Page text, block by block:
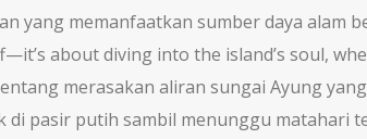
yang memanfaatkan sumber daya alam
about diving into the island’s soul,
merasakan aliran sungai Ayung
pasir putih sambil menunggu matahari